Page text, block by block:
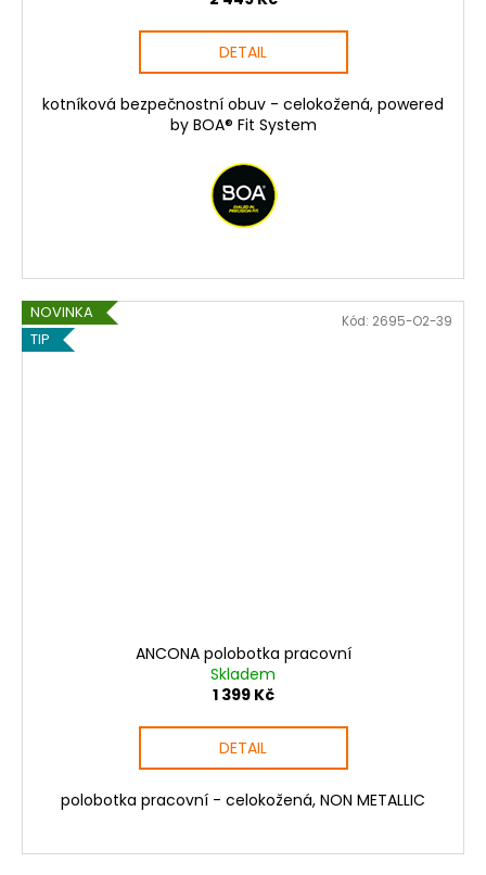
DETAIL
kotníková bezpečnostní obuv - celokožená, powered
by BOA® Fit System
NOVINKA
TIP
ANCONA polobotka pracovní
Skladem
1 399 Kč
DETAIL
polobotka pracovní - celokožená, NON METALLIC
Kód: 2695-O2-39